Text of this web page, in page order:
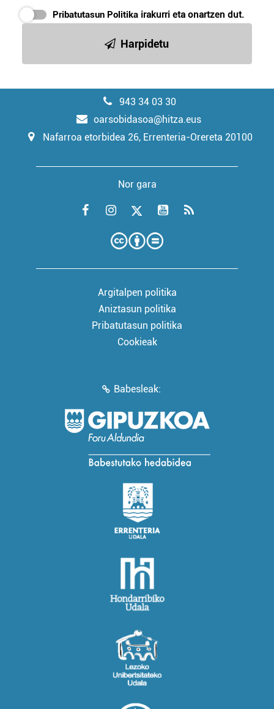
Pribatutasun Politika irakurri eta onartzen dut.
Harpidetu
943 34 03 30
oarsobidasoa@hitza.eus
Nafarroa etorbidea 26, Errenteria-Orereta 20100
Nor gara
Argitalpen politika
Aniztasun politika
Pribatutasun politika
Cookieak
Babesleak: